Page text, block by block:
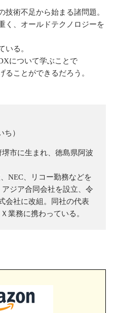
技術不足から始まる諸問題。
く、オールドテクノロジーを
いる。
について学ぶことで
ることができるだろう。
）
市に生まれ、徳島県阿波
NEC、リコー勤務などを
ジア合同会社を設立、令
会社に改組。同社の代表
業務に携わっている。